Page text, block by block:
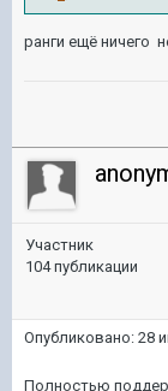
ранги ещё ничего
Участник
104 публикации
Опубликовано: 28
Полностью